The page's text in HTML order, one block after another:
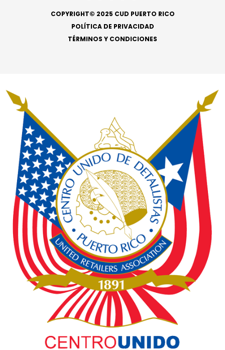
COPYRIGHT© 2025 CUD PUERTO RICO
POLÍTICA DE PRIVACIDAD
TÉRMINOS Y CONDICIONES